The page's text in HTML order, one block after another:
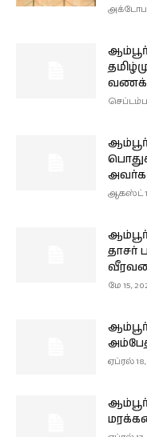
அக்டோபர்
வணக்க
ஆகஸ்ட்
தாசர்
மே 15,
ஏப்ரல் 18,